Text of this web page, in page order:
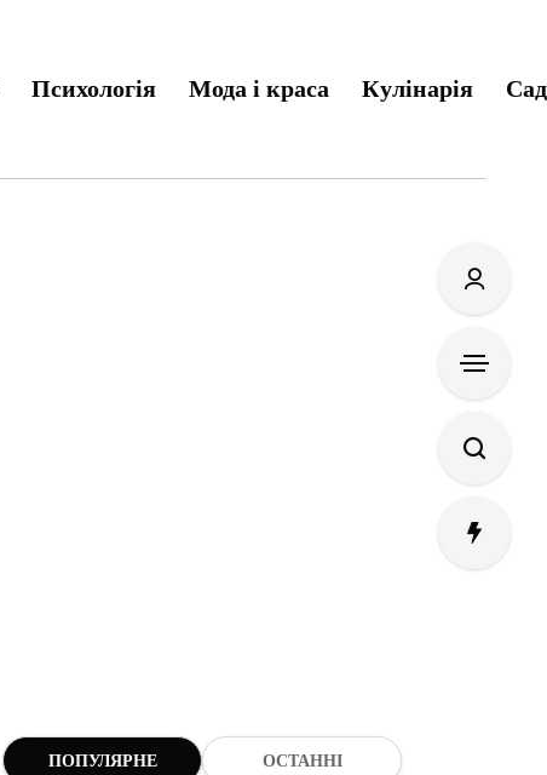
Психологія Мода і краса Кулінарія
ПОПУЛЯРНЕ ОСТАННІ